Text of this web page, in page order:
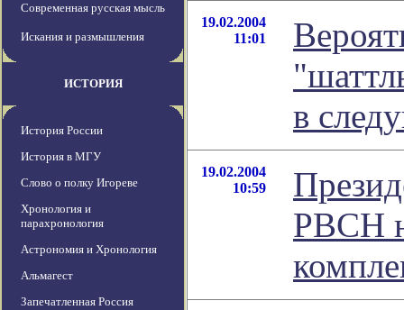
Современная русская мысль
Искания и размышления
ИСТОРИЯ
История России
История в МГУ
Слово о полку Игореве
Хронология и
парахронология
Астрономия и Хронология
Альмагест
Запечатленная Россия
19.02.2004
11:01
в
19.02.2004
10:59
РВСН